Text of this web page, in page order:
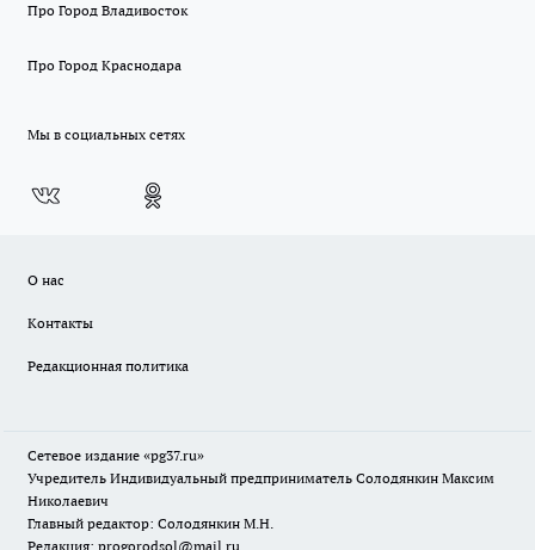
Про Город Владивосток
Про Город Краснодара
Мы в социальных сетях
О нас
Контакты
Редакционная политика
Сетевое издание «pg37.ru»
Учредитель Индивидуальный предприниматель Солодянкин Максим
Николаевич
Главный редактор: Солодянкин М.Н.
Редакция: progorodsol@mail.ru